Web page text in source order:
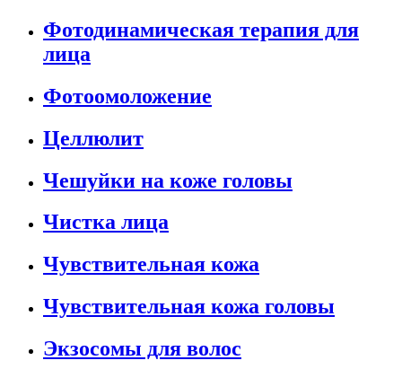
Фотодинамическая терапия для
лица
Фотоомоложение
Целлюлит
Чешуйки на коже головы
Чистка лица
Чувствительная кожа
Чувствительная кожа головы
Экзосомы для волос